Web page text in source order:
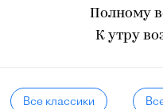
Полному
К утру
Все классики